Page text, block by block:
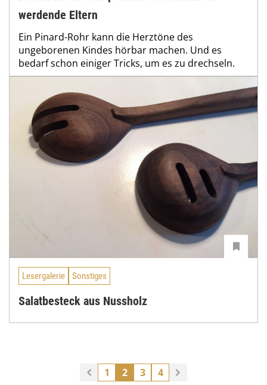
werdende Eltern
Ein Pinard-Rohr kann die Herztöne des
ungeborenen Kindes hörbar machen. Und es
bedarf schon einiger Tricks, um es zu drechseln.
Lesergalerie Sonstiges
Salatbesteck aus Nussholz
1 2 3 4